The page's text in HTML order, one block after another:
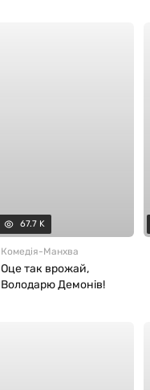
67.7 K
Комедія-Манхва
Оце так врожай,
Володарю Демонів!